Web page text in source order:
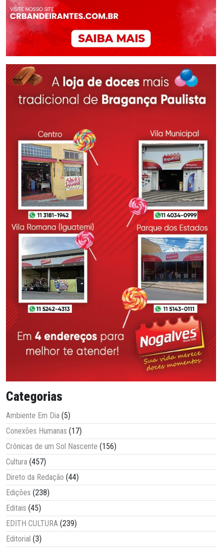
Categorias
Ambiente Em Dia (5)
Conexões Humanas (17)
Crônicas de um Sol Nascente (156)
Cultura (457)
Direto da Redação (44)
Edições (238)
Editais (45)
EDITH CULTURA (239)
Editorial (3)